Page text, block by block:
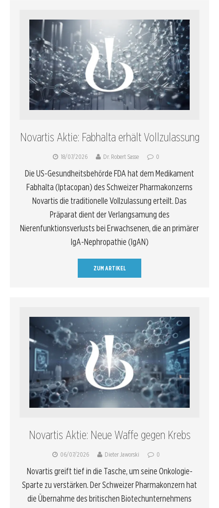
Novartis Aktie: Fabhalta erhält Vollzulassung
18/07/2026 Dr. Robert Sasse 0
Die US-Gesundheitsbehörde FDA hat dem Medikament
Fabhalta (Iptacopan) des Schweizer Pharmakonzerns
Novartis die traditionelle Vollzulassung erteilt. Das
Präparat dient der Verlangsamung des
Nierenfunktionsverlusts bei Erwachsenen, die an primärer
IgA-Nephropathie (IgAN)
ZUM ARTIKEL
Novartis Aktie: Neue Waffe gegen Krebs
06/07/2026 Dieter Jaworski 0
Novartis greift tief in die Tasche, um seine Onkologie-
Sparte zu verstärken. Der Schweizer Pharmakonzern hat
die Übernahme des britischen Biotechunternehmens